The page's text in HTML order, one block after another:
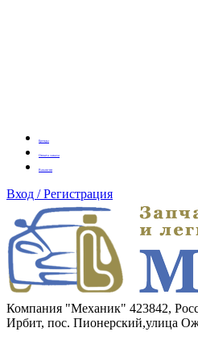
Бренды
Оплата заказа
Вакансии
Вход / Регистрация
Компания "Механик" 423842,
Ирбит, пос. Пионерский,улица